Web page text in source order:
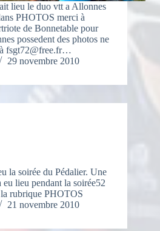
lieu le duo vtt a Allonnes
PHOTOS merci à
de Bonnetable pour
possedent des photos ne
fsgt72@free.fr…
29 novembre 2010
la soirée du Pédalier. Une
eu lieu pendant la soirée52
rubrique PHOTOS
21 novembre 2010